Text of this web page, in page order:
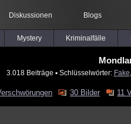
Diskussionen Blogs
Mystery Kriminalfälle
3.018 Beiträge ▪ Schlüsselwörter: Fake
30 Bilder 11